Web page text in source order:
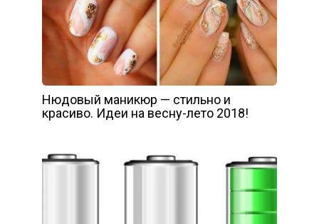
Нюдовый маникюр — стильно и
красиво. Идеи на весну-лето 2018!